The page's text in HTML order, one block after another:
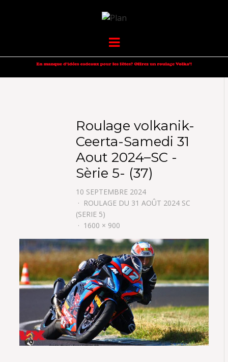
VOLKANIK-
ENDURANCE
Menu
Roulage volkanik-
Ceerta-Samedi 31
Aout 2024–SC -
Sèrie 5- (37)
10 SEPTEMBRE 2024
ROULAGE DU 31 AOÛT 2024 SC
(SERIE 5)
1600 × 900